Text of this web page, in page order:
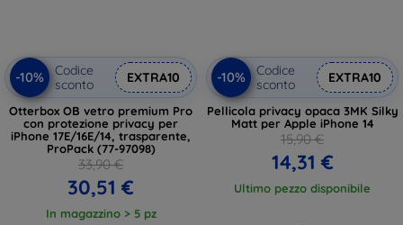
-10%
Codice
sconto
EXTRA10
Otterbox OB vetro premium Pro
con protezione privacy per
iPhone 17E/16E/14, trasparente,
ProPack (77-97098)
33,90 €
30,51 €
In magazzino > 5 pz
-10%
Codice
sconto
EXTRA10
Pellicola privacy opaca 3MK Silky
Matt per Apple iPhone 14
15,90 €
14,31 €
Ultimo pezzo disponibile